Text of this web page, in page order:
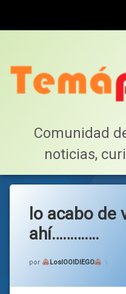
Lista de Megapost
Tabla de puntos
Comunidad
noticias,
lo acabo de
ahí………….
por LosIOOIDIEGO